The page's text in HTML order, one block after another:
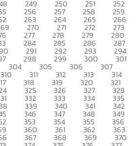
249 250 251 252
256 257 258 259
263 264 265 266
270 271 272 273
277 278 279 280
284 285 286 287
291 292 293 294
298 299 300 301
304 305 306 307
310 311 312 313 314
318 319 320 321
325 326 327 328
332 333 334 335
339 340 341 342
346 347 348 349
353 354 355 356
360 361 362 363
367 368 369 370